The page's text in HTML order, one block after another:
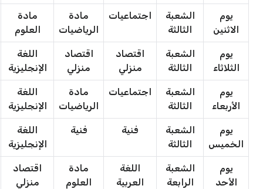
يوم
الاثنين
الشعبة
الثالثة
اجتماعيات
مادة
الرياضيات
مادة
العلوم
يوم
الثلاثاء
الشعبة
الثالثة
اقتصاد
منزلي
اقتصاد
منزلي
اللغة
الإنجليزية
يوم
الأربعاء
الشعبة
الثالثة
اجتماعيات
مادة
الرياضيات
اللغة
الإنجليزية
يوم
الخميس
الشعبة
الثالثة
فنية فنية
اللغة
الإنجليزية
يوم
الأحد
الشعبة
الرابعة
اللغة
العربية
مادة
العلوم
اقتصاد
منزلي